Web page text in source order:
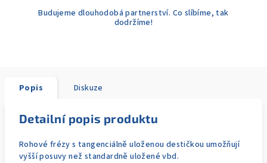
Budujeme dlouhodobá partnerství. Co slíbíme, tak
dodržíme!
Popis Diskuze
Detailní popis produktu
Rohové frézy s tangenciálně uloženou destičkou umožňují
vyšší posuvy než standardně uložené vbd.